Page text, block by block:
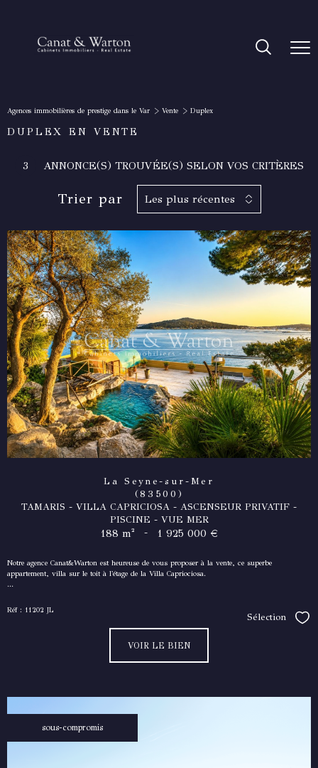
Agences immobilières de prestige dans le Var Vente Duplex
DUPLEX EN VENTE
3 ANNONCE(S) TROUVÉE(S) SELON VOS CRITÈRES
Trier par Les plus récentes
La Seyne-sur-Mer
(83500)
TAMARIS - VILLA CAPRICIOSA - ASCENSEUR PRIVATIF -
PISCINE - VUE MER
188 m² - 1 925 000 €
Notre agence Canat&Warton est heureuse de vous proposer à la vente, ce superbe
appartement, villa sur le toit à l'étage de la Villa Capriociosa.
...
Réf : 11202 JL
Sélection
VOIR LE BIEN
sous-compromis